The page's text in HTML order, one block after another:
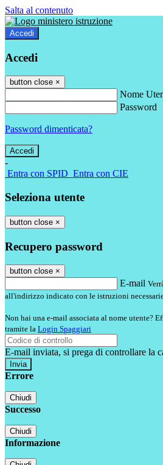
Salta al contenuto
Accedi
Accedi
button close ×
Nome
Password
Password dimenticata?
-
Entra con SPID Entra con CIE
Seleziona utente
button close ×
Recupero password
button close ×
E-mail
all'indirizzo indicato con le istruzioni
Non hai una e-mail associata al nome utente?
tramite la Login Spaggiari
E-mail inviata, si prega di controllare la
Errore
Chiudi
Successo
Chiudi
Informazione